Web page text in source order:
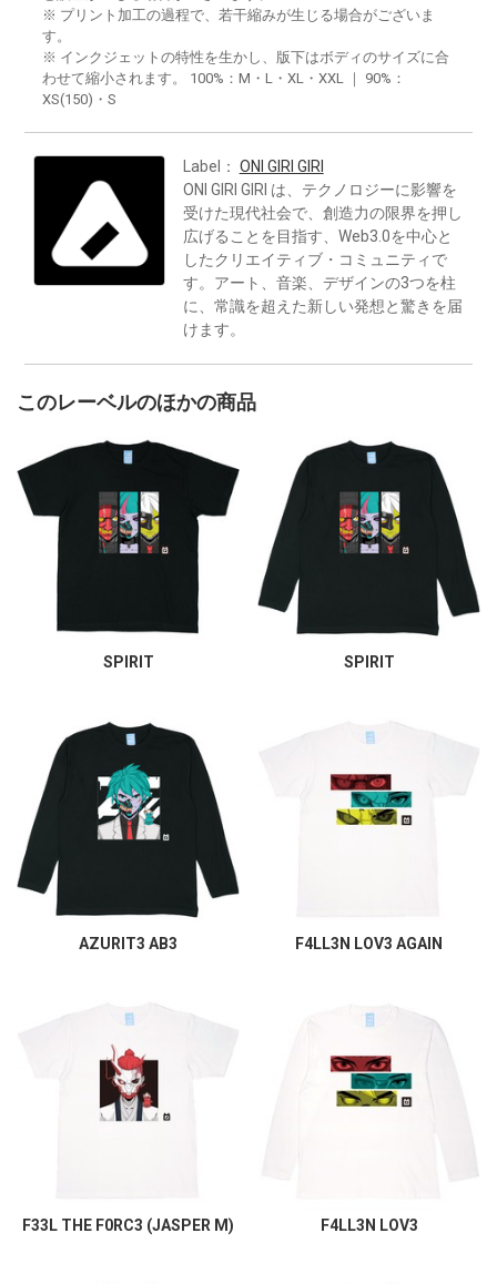
※ プリント加工の過程で、若干縮みが生じる場合がございま
す。
※ インクジェットの特性を生かし、版下はボディのサイズに合
わせて縮小されます。 100%：M・L・XL・XXL ｜ 90%：
XS(150)・S
Label： ONI GIRI GIRI
ONI GIRI GIRI は、テクノロジーに影響を
受けた現代社会で、創造力の限界を押し
広げることを目指す、Web3.0を中心と
したクリエイティブ・コミュニティで
す。アート、音楽、デザインの3つを柱
に、常識を超えた新しい発想と驚きを届
けます。
このレーベルのほかの商品
SPIRIT SPIRIT
AZURIT3 AB3 F4LL3N LOV3 AGAIN
F33L THE F0RC3 (JASPER M) F4LL3N LOV3